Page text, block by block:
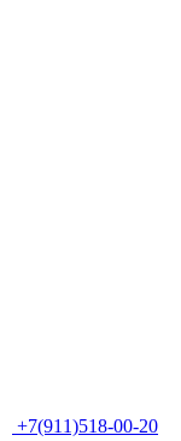
+7(911)518-00-20